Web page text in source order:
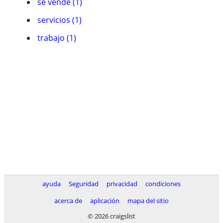
servicios (1)
trabajo (1)
ayuda Seguridad privacidad
condiciones
acerca de
aplicación
mapa del sitio
© 2026 craigslist